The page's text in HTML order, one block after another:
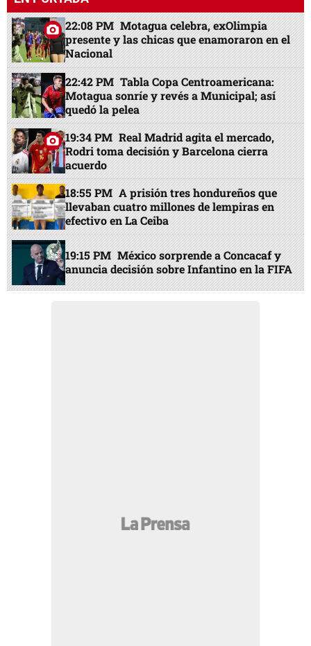
22:08 PM Motagua celebra, exOlimpia
presente y las chicas que enamoraron en el
Nacional
22:42 PM Tabla Copa Centroamericana:
Motagua sonríe y revés a Municipal; así
quedó la pelea
19:34 PM Real Madrid agita el mercado,
Rodri toma decisión y Barcelona cierra
acuerdo
18:55 PM A prisión tres hondureños que
llevaban cuatro millones de lempiras en
efectivo en La Ceiba
19:15 PM México sorprende a Concacaf y
anuncia decisión sobre Infantino en la FIFA